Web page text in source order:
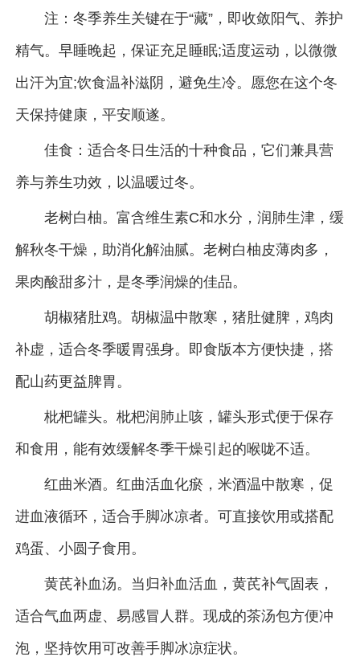
注：冬季养生关键在于“藏”，即收敛阳气、养护
精气。早睡晚起，保证充足睡眠;适度运动，以微微
出汗为宜;饮食温补滋阴，避免生冷。愿您在这个冬
天保持健康，平安顺遂。
佳食：适合冬日生活的十种食品，它们兼具营
养与养生功效，以温暖过冬。
老树白柚。富含维生素C和水分，润肺生津，缓
解秋冬干燥，助消化解油腻。老树白柚皮薄肉多，
果肉酸甜多汁，是冬季润燥的佳品。
胡椒猪肚鸡。胡椒温中散寒，猪肚健脾，鸡肉
补虚，适合冬季暖胃强身。即食版本方便快捷，搭
配山药更益脾胃。
枇杷罐头。枇杷润肺止咳，罐头形式便于保存
和食用，能有效缓解冬季干燥引起的喉咙不适。
红曲米酒。红曲活血化瘀，米酒温中散寒，促
进血液循环，适合手脚冰凉者。可直接饮用或搭配
鸡蛋、小圆子食用。
黄芪补血汤。当归补血活血，黄芪补气固表，
适合气血两虚、易感冒人群。现成的茶汤包方便冲
泡，坚持饮用可改善手脚冰凉症状。